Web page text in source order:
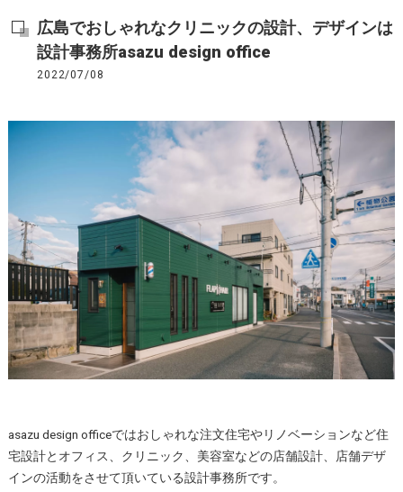
広島でおしゃれなクリニックの設計、デザインは
設計事務所asazu design office
2022/07/08
asazu design officeではおしゃれな注文住宅やリノベーションなど住
宅設計とオフィス、クリニック、美容室などの店舗設計、店舗デザ
インの活動をさせて頂いている設計事務所です。